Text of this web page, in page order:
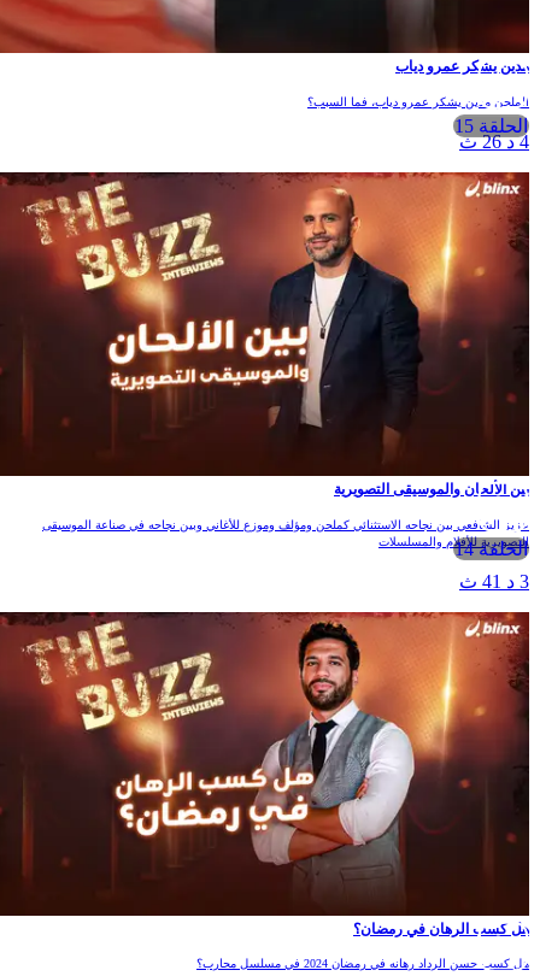
الحلقة 15
مدين يشكر عمرو دياب
الملحن مدين يشكر عمرو دياب، فما السبب؟
الحلقة 14
بين الألحان والموسيقى التصويرية
عزيز الشافعي بين نجاحه الاستثنائي كملحن ومؤلف وموزع للأغاني وبين نجاحه في صناعة الموسيقى
التصويرية للأفلام والمسلسلات
هل كسب الرهان في رمضان؟
هل كسب حسن الرداد رهانه في رمضان 2024 في مسلسل محارب؟